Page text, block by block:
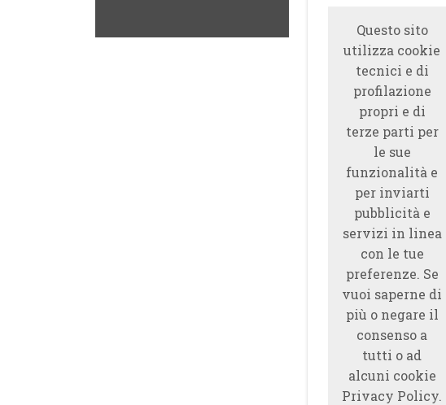
Questo sito
utilizza cookie
tecnici e di
profilazione
propri e di
terze parti per
le sue
funzionalità e
per inviarti
pubblicità e
servizi in linea
con le tue
preferenze. Se
vuoi saperne di
più o negare il
consenso a
tutti o ad
alcuni cookie
Privacy Policy.